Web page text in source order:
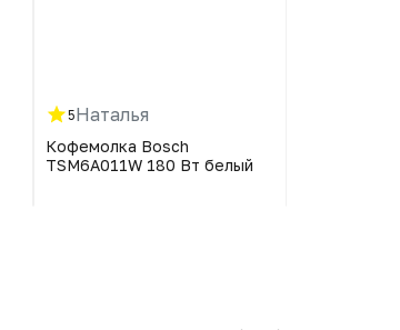
5Наталья
Кофемолка Bosch
TSM6A011W 180 Вт белый